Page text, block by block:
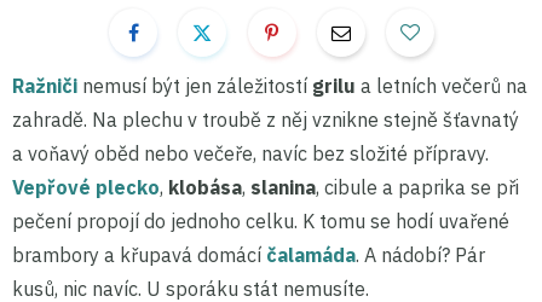
Ražniči nemusí být jen záležitostí grilu a letních večerů na
zahradě. Na plechu v troubě z něj vznikne stejně šťavnatý
a voňavý oběd nebo večeře, navíc bez složité přípravy.
Vepřové plecko, klobása, slanina, cibule a paprika se při
pečení propojí do jednoho celku. K tomu se hodí uvařené
brambory a křupavá domácí čalamáda. A nádobí? Pár
kusů, nic navíc. U sporáku stát nemusíte.